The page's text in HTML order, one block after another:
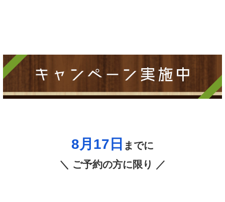
8月17日 までに
＼ ご予約の方に限り ／